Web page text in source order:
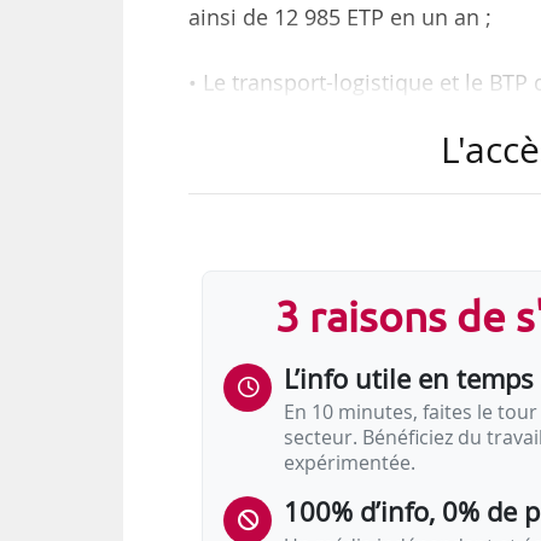
ainsi de 12 985 ETP en un an ;
• Le transport-logistique et le
amplifiant l’orientation à la
• Les autres secteurs
5,5 % (industrie) :
3 raisons de
L’info utile en
En 10 minutes, faites le tour
secteur. Bénéficiez du
expérimentée.
100% d’info, 0% de